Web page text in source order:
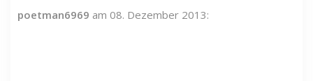
poetman6969 am 08. Dezember 2013: